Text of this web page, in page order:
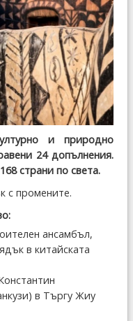
и природно
24 допълнения.
страни по света.
с промените.
ансамбъл,
в китайската
в Търгу Жиу